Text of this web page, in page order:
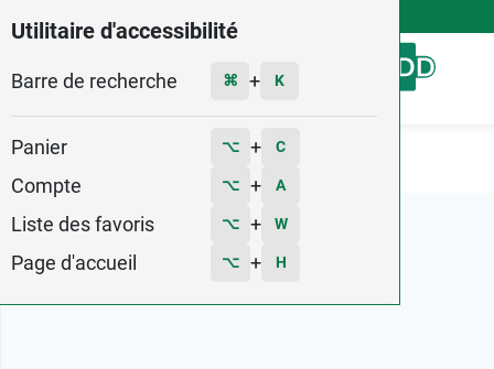
Utilitaire d'accessibilité
Barre de recherche ⌘ + K
Panier ⌥ + C
Compte ⌥ + A
Liste des favoris ⌥ + W
Page d'accueil ⌥ + H
Menu